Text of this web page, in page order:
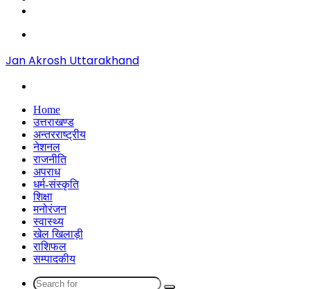
Jan Akrosh Uttarakhand
Home
उत्तराखण्ड
अन्तरराष्ट्रीय
नेशनल
राजनीति
अपराध
धर्म-संस्कृति
शिक्षा
मनोरंजन
स्वास्थ्य
खेल खिलाड़ी
राशिफल
सम्पादकीय